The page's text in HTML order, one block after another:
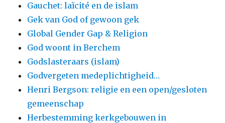
Gauchet: laïcité en de islam
Gek van God of gewoon gek
Global Gender Gap & Religion
God woont in Berchem
Godslasteraars (islam)
Godvergeten medeplichtigheid…
Henri Bergson: religie en een open/gesloten
gemeenschap
Herbestemming kerkgebouwen in